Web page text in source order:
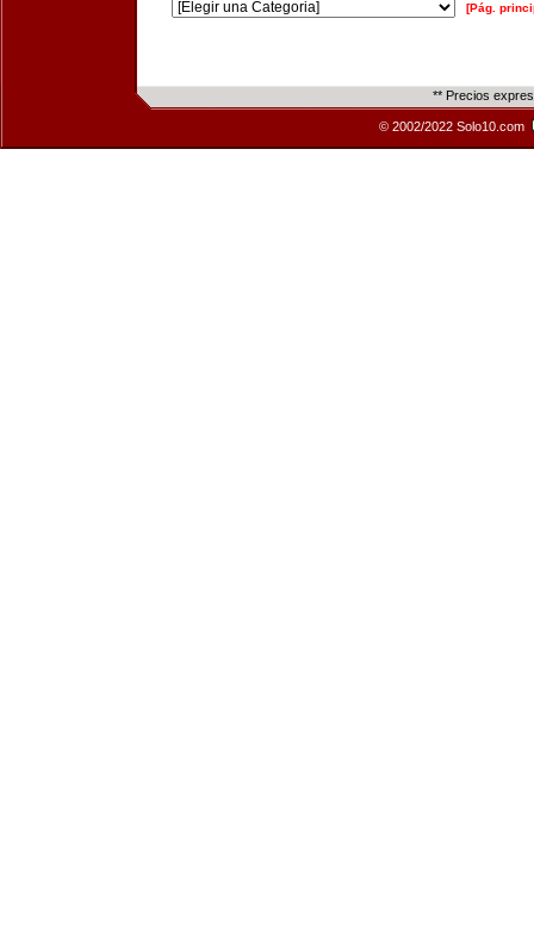
[Pág.
** Precios
© 2002/2022 Solo10.com